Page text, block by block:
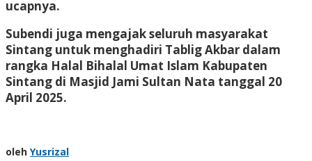
ucapnya.
Subendi juga mengajak seluruh masyarakat
Sintang untuk menghadiri Tablig Akbar dalam
rangka Halal Bihalal Umat Islam Kabupaten
Sintang di Masjid Jami Sultan Nata tanggal 20
April 2025.
oleh Yusrizal